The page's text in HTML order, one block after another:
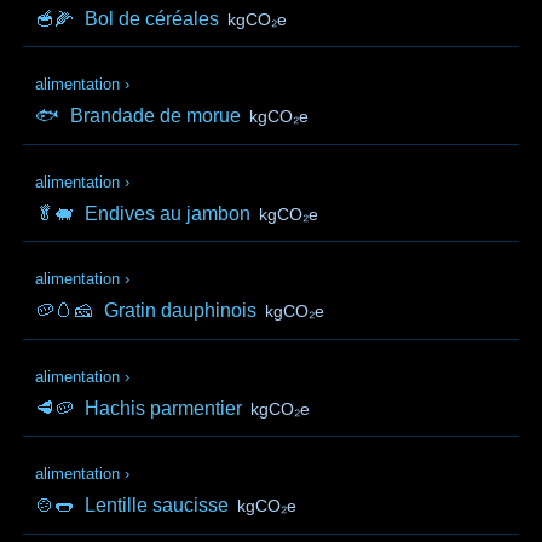
🥣🌽 Bol de céréales kgCO₂e
alimentation ›
🐟 Brandade de morue kgCO₂e
alimentation ›
🥬🐖 Endives au jambon kgCO₂e
alimentation ›
🥔🥚🧀 Gratin dauphinois kgCO₂e
alimentation ›
🥩🥔 Hachis parmentier kgCO₂e
alimentation ›
🍲🌭 Lentille saucisse kgCO₂e